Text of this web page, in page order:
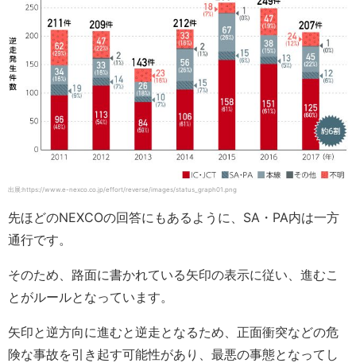
出展:https://www.e-nexco.co.jp/effort/reverse/images/status_graph01.png
先ほどのNEXCOの回答にもあるように、SA・PA内は一方
通行です。
そのため、路面に書かれている矢印の表示に従い、進むこ
とがルールとなっています。
矢印と逆方向に進むと逆走となるため、正面衝突などの危
険な事故を引き起す可能性があり、最悪の事態となってし